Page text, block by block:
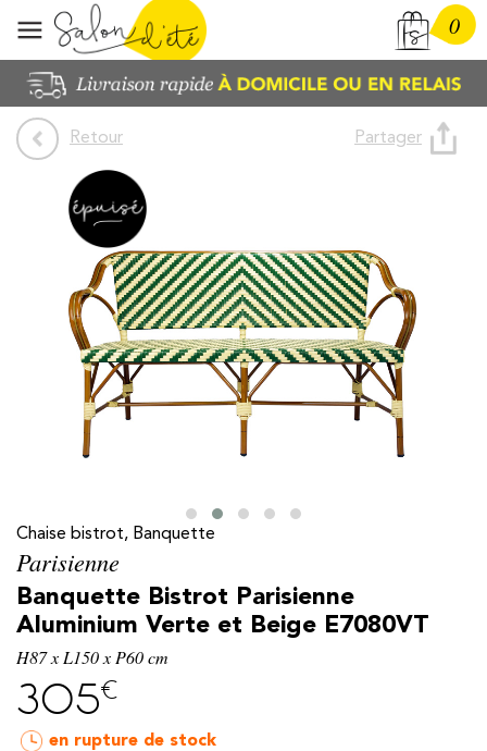
0
Retour Partager
Chaise bistrot, Banquette
Parisienne
Banquette Bistrot Parisienne
Aluminium Verte et Beige E7080VT
H87 x L150 x P60 cm
305€
en rupture de stock